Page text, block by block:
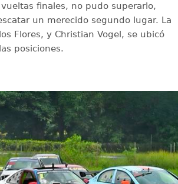
finales, no pudo superarlo,
un merecido segundo lugar. La
Flores, y Christian Vogel, se ubicó
posiciones.